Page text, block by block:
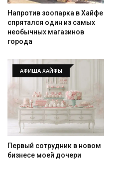
Напротив зоопарка в Хайфе
спрятался один из самых
необычных магазинов
города
АФИША ХАЙФЫ
Первый сотрудник в новом
бизнесе моей дочери